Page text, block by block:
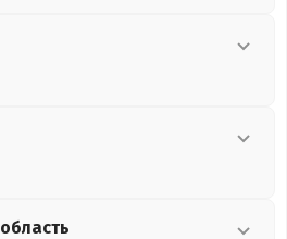
область